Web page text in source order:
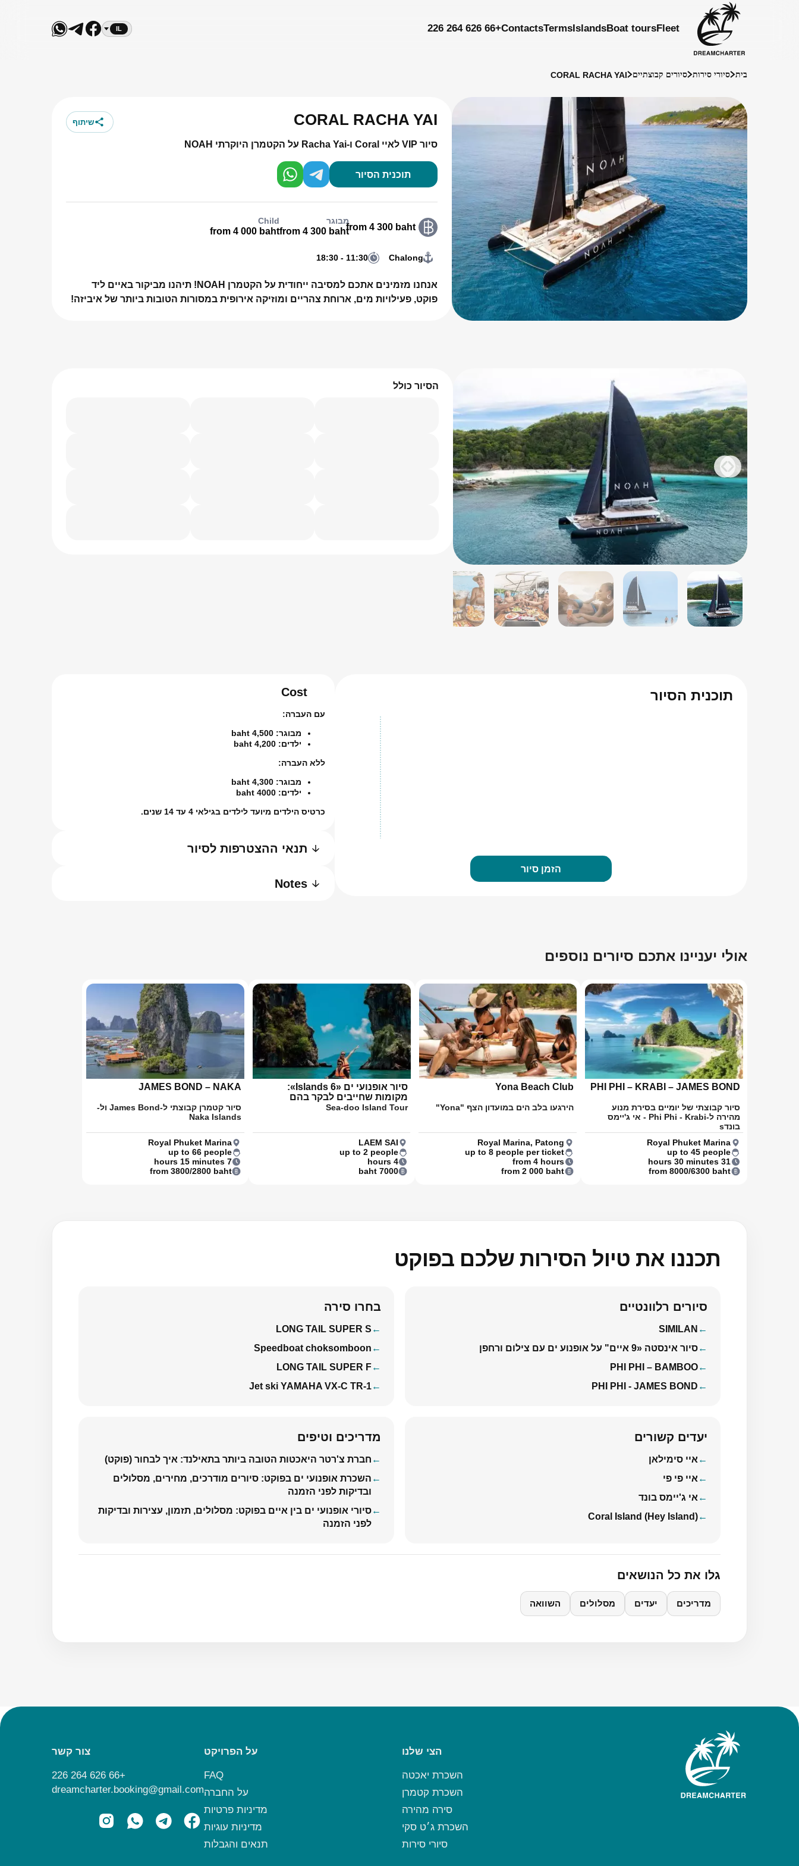
Fleet
Boat tours
Islands
Terms
Contacts
+66 626 264 226
IL
בית סיורי סירות סיורים קבוצתיים CORAL RACHA YAI
CORAL RACHA YAI שיתוף
סיור VIP לאיי Coral ו-Racha Yai על הקטמרן היוקרתי NOAH
תוכנית הסיור
from 4 300 baht
מבוגר
from 4 300 baht
Child
from 4 000 baht
Chalong
11:30 - 18:30
אנחנו מזמינים אתכם למסיבה ייחודית על הקטמרן NOAH! תיהנו מביקור באיים ליד
פוקט, פעילויות מים, ארוחת צהריים ומוזיקה אירופית במסורות הטובות ביותר של איביזה!
הסיור כולל
תוכנית הסיור
הזמן סיור
Cost
עם העברה:
מבוגר: 4,500 baht
ילדים: 4,200 baht
ללא העברה:
מבוגר: 4,300 baht
ילדים: 4000 baht
כרטיס הילדים מיועד לילדים בגילאי 4 עד 14 שנים.
תנאי ההצטרפות לסיור
Notes
אולי יעניינו אתכם סיורים נוספים
PHI PHI – KRABI – JAMES BOND
סיור קבוצתי של יומיים בסירת מנוע
מהירה ל-Phi Phi - Krabi - אי ג'יימס
בונדs
Royal Phuket Marina
up to 45 people
31 hours 30 minutes
from 8000/6300 baht
Yona Beach Club
הירגעו בלב הים במועדון הצף "Yona"
Royal Marina, Patong
up to 8 people per ticket
from 4 hours
from 2 000 baht
סיור אופנועי ים «6 Islands»:
מקומות שחייבים לבקר בהם
Sea-doo Island Tour
LAEM SAI
up to 2 people
4 hours
7000 baht
JAMES BOND – NAKA
סיור קטמרן קבוצתי ל-James Bond ול-
Naka Islands
Royal Phuket Marina
up to 66 people
7 hours 15 minutes
from 3800/2800 baht
תכננו את טיול הסירות שלכם בפוקט
סיורים רלוונטיים
SIMILAN
סיור אינסטה «9 איים" על אופנוע ים עם צילום ורחפן
PHI PHI – BAMBOO
PHI PHI - JAMES BOND
בחרו סירה
LONG TAIL SUPER S
Speedboat choksomboon
LONG TAIL SUPER F
Jet ski YAMAHA VX-C TR-1
יעדים קשורים
איי סימילאן
איי פי פי
אי ג'יימס בונד
Coral Island (Hey Island)
מדריכים וטיפים
חברת צ'רטר היאכטות הטובה ביותר בתאילנד: איך לבחור (פוקט)
השכרת אופנועי ים בפוקט: סיורים מודרכים, מחירים, מסלולים
ובדיקות לפני הזמנה
סיורי אופנועי ים בין איים בפוקט: מסלולים, תזמון, עצירות ובדיקות
לפני הזמנה
גלו את כל הנושאים
מדריכים יעדים מסלולים השוואה
הצי שלנו
השכרת יאכטה
השכרת קטמרן
סירה מהירה
השכרת ג׳ט סקי
סיורי סירות
על הפרויקט
FAQ
על החברה
מדיניות פרטיות
מדיניות עוגיות
תנאים והגבלות
צור קשר
+66 626 264 226
dreamcharter.booking@gmail.com